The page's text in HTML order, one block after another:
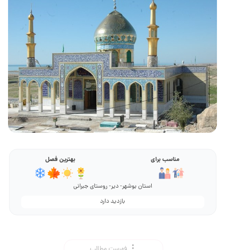
مناسب برای بهترین فصل
استان بوشهر- دیر- روستای جبرانی
بازدید دارد